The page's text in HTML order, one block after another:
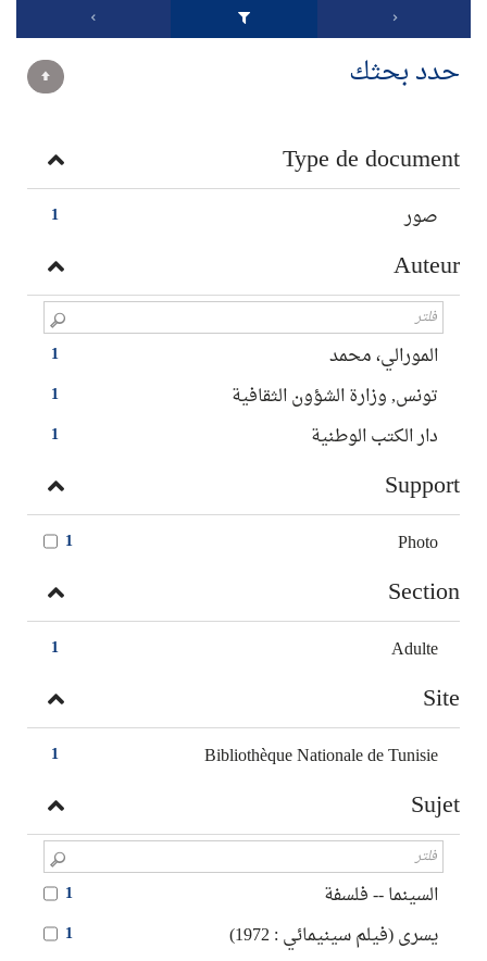
حدد بحثك
Type de document
1 صور
Auteur
1 المورالي، محمد
1 تونس, وزارة الشؤون الثقافية
1 دار الكتب الوطنية
Support
1 Photo
Section
1 Adulte
Site
1 Bibliothèque Nationale de Tunisie
Sujet
1 السينما -- فلسفة
1 يسرى (فيلم سينيمائي : 1972)